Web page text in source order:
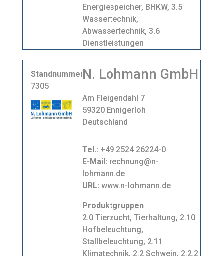
Energiespeicher, BHKW, 3.5
Wassertechnik,
Abwassertechnik, 3.6
Dienstleistungen
Standnummer
7305
N. Lohmann GmbH
Am Fleigendahl 7
59320 Ennigerloh
Deutschland
Tel.: +49 2524 26224-0
E-Mail: rechnung@n-
lohmann.de
URL: www.n-lohmann.de
Produktgruppen
2.0 Tierzucht, Tierhaltung, 2.10
Hofbeleuchtung,
Stallbeleuchtung, 2.11
Klimatechnik, 2.2 Schwein, 2.2.2